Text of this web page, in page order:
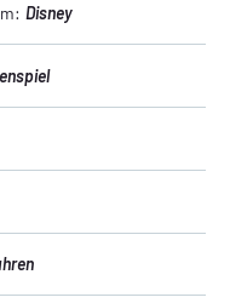
Disney